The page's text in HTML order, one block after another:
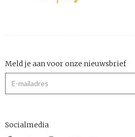
Meld je aan voor onze nieuwsbrief
Socialmedia